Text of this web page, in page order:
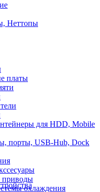
Неттопы
платы
для HDD, Mobile
порты, USB-Hub, Dock
приводы
охлаждения